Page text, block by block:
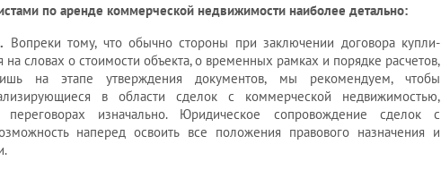
по аренде коммерческой недвижимости наиболее детально:
Вопреки тому, что обычно стороны при заключении договора купли-
на словах о стоимости объекта, о временных рамках и порядке расчетов,
на этапе утверждения документов, мы рекомендуем, чтобы
в области сделок с коммерческой недвижимостью,
изначально. Юридическое сопровождение сделок с
наперед освоить все положения правового назначения и